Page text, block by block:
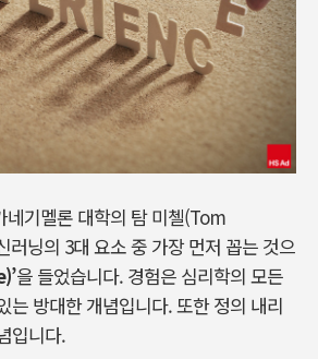
네기멜론 대학의 탐 미첼(Tom
닝의 3대 요소 중 가장 먼저 꼽는 것으
을 들었습니다. 경험은 심리학의 모든
는 방대한 개념입니다. 또한 정의 내리
입니다.